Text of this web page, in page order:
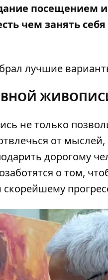
посещением
чем занять себя
лучшие
не только
от
дорогому
о том,